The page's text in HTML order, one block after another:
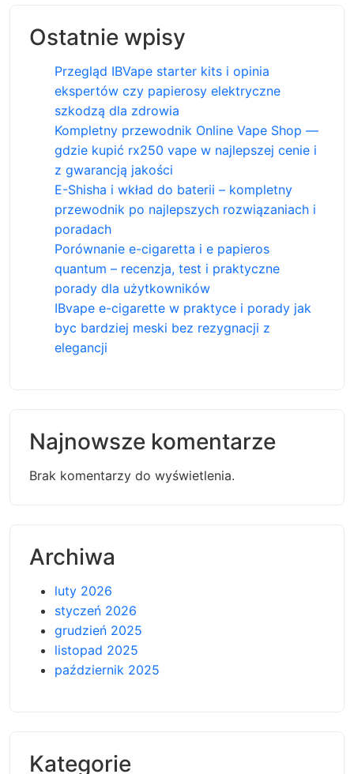
Ostatnie wpisy
Przegląd IBVape starter kits i opinia
ekspertów czy papierosy elektryczne
szkodzą dla zdrowia
Kompletny przewodnik Online Vape Shop —
gdzie kupić rx250 vape w najlepszej cenie i
z gwarancją jakości
E-Shisha i wkład do baterii – kompletny
przewodnik po najlepszych rozwiązaniach i
poradach
Porównanie e-cigaretta i e papieros
quantum – recenzja, test i praktyczne
porady dla użytkowników
IBvape e-cigarette w praktyce i porady jak
byc bardziej meski bez rezygnacji z
elegancji
Najnowsze komentarze
Brak komentarzy do wyświetlenia.
Archiwa
luty 2026
styczeń 2026
grudzień 2025
listopad 2025
październik 2025
Kategorie